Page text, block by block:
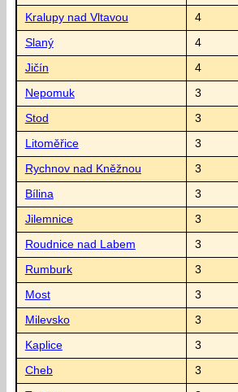
Kralupy nad Vltavou 4
Slaný 4
Jičín 4
Nepomuk 3
Stod 3
Litoměřice 3
Rychnov nad Kněžnou 3
Bílina 3
Jilemnice 3
Roudnice nad Labem 3
Rumburk 3
Most 3
Milevsko 3
Kaplice 3
Cheb 3